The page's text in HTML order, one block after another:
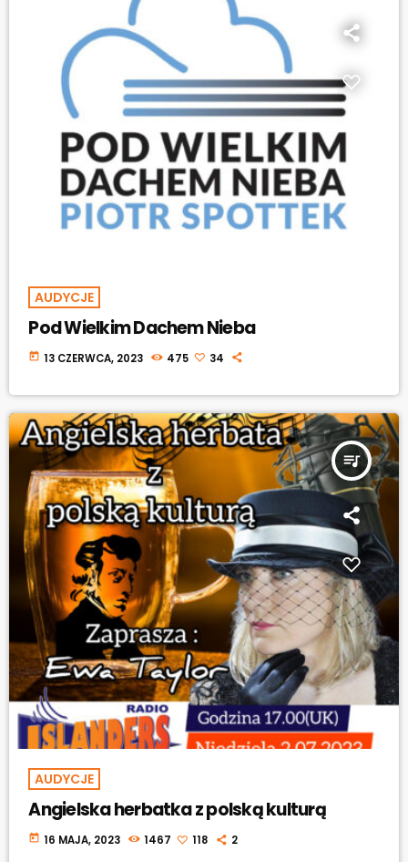
AUDYCJE
Pod Wielkim Dachem Nieba
today 13 CZERWCA, 2023 475 34
queue_music
AUDYCJE
Angielska herbatka z polską kulturą
today 16 MAJA, 2023 1467 118 2